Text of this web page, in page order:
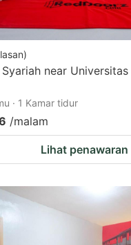
)
near
· 1 Kamar tidur
/malam
Lihat penawaran